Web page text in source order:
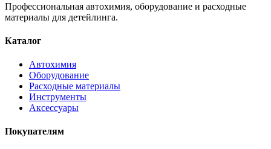
Профессиональная автохимия, оборудование и расходные
материалы для детейлинга.
Каталог
Автохимия
Оборудование
Расходные материалы
Инструменты
Аксессуары
Покупателям